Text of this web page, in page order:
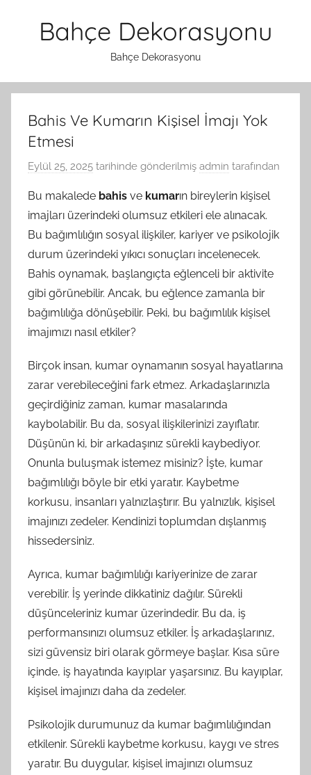
Bahçe Dekorasyonu
Bahçe Dekorasyonu
Bahis Ve Kumarın Kişisel İmajı Yok
Etmesi
Eylül 25, 2025 tarihinde gönderilmiş admin tarafından
Bu makalede bahis ve kumarın bireylerin kişisel
imajları üzerindeki olumsuz etkileri ele alınacak.
Bu bağımlılığın sosyal ilişkiler, kariyer ve psikolojik
durum üzerindeki yıkıcı sonuçları incelenecek.
Bahis oynamak, başlangıçta eğlenceli bir aktivite
gibi görünebilir. Ancak, bu eğlence zamanla bir
bağımlılığa dönüşebilir. Peki, bu bağımlılık kişisel
imajımızı nasıl etkiler?
Birçok insan, kumar oynamanın sosyal hayatlarına
zarar verebileceğini fark etmez. Arkadaşlarınızla
geçirdiğiniz zaman, kumar masalarında
kaybolabilir. Bu da, sosyal ilişkilerinizi zayıflatır.
Düşünün ki, bir arkadaşınız sürekli kaybediyor.
Onunla buluşmak istemez misiniz? İşte, kumar
bağımlılığı böyle bir etki yaratır. Kaybetme
korkusu, insanları yalnızlaştırır. Bu yalnızlık, kişisel
imajınızı zedeler. Kendinizi toplumdan dışlanmış
hissedersiniz.
Ayrıca, kumar bağımlılığı kariyerinize de zarar
verebilir. İş yerinde dikkatiniz dağılır. Sürekli
düşünceleriniz kumar üzerindedir. Bu da, iş
performansınızı olumsuz etkiler. İş arkadaşlarınız,
sizi güvensiz biri olarak görmeye başlar. Kısa süre
içinde, iş hayatında kayıplar yaşarsınız. Bu kayıplar,
kişisel imajınızı daha da zedeler.
Psikolojik durumunuz da kumar bağımlılığından
etkilenir. Sürekli kaybetme korkusu, kaygı ve stres
yaratır. Bu duygular, kişisel imajınızı olumsuz